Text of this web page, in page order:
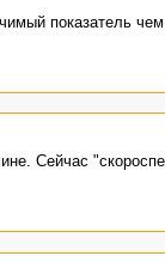
показатель
Сейчас